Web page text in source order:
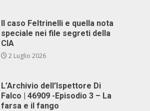
Il caso Feltrinelli e quella nota
speciale nei file segreti della
CIA
2 Luglio 2026
L’Archivio dell’Ispettore Di
Falco | 46909 -Episodio 3 – La
farsa e il fango